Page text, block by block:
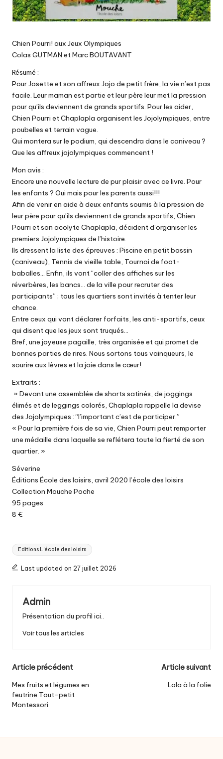
Chien Pourri! aux Jeux Olympiques
Colas GUTMAN et Marc BOUTAVANT
Résumé :
Pour Josette et son affreux Jojo de petit frère, la vie n’est pas
facile. Leur maman est partie et leur père leur met la pression
pour qu’ils deviennent de grands sportifs. Pour les aider,
Chien Pourri et Chaplapla organisent les Jojolympiques, entre
poubelles et terrain vague.
Qui montera sur le podium, qui descendra dans le caniveau ?
Que les affreux jojolympiques commencent !
Mon avis :
Encore une nouvelle lecture de pur plaisir avec ce livre. Pour
les enfants ? Oui mais pour les parents aussi!!!
Afin de venir en aide à deux enfants soumis à la pression de
leur père pour qu’ils deviennent de grands sportifs, Chien
Pourri et son acolyte Chaplapla, décident d’organiser les
premiers Jojolympiques de l’histoire.
Ils dressent la liste des épreuves : Piscine en petit bassin
(caniveau), Tennis de vieille table, Tournoi de foot-
baballes… Enfin, ils vont “coller des affiches sur les
réverbères, les bancs… de la ville pour recruter des
participants” ; tous les quartiers sont invités à tenter leur
chance.
Entre ceux qui vont déclarer forfaits, les anti-sportifs, ceux
qui disent que les jeux sont truqués…
Bref, une joyeuse pagaille, très organisée et qui promet de
bonnes parties de rires. Nous sortons tous vainqueurs, le
sourire aux lèvres et la joie dans le cœur!
Extraits :
» Devant une assemblée de shorts satinés, de joggings
élimés et de leggings colorés, Chaplapla rappelle la devise
des Jojolympiques : “l’important c’est de participer.”
« Pour la première fois de sa vie, Chien Pourri peut remporter
une médaille dans laquelle se reflétera toute la fierté de son
quartier. »
Séverine
Éditions École des loisirs, avril 2020 l’école des loisirs
Collection Mouche Poche
95 pages
8 €
Tags:
Editions L'école des loisirs
Last updated on 27 juillet 2026
Admin
Présentation du profil ici..
Voir tous les articles
Post
navigation
Article précédent
Mes fruits et légumes en
feutrine Tout-petit
Montessori
Article suivant
Lola à la folie